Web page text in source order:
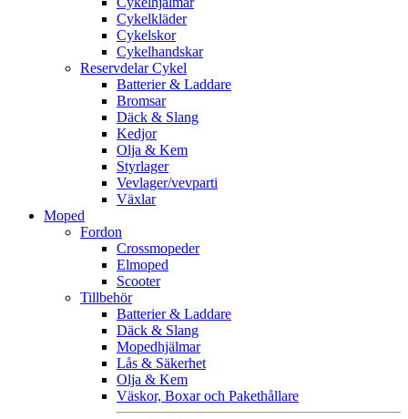
Cykelkläder
Cykelskor
Cykelhandskar
Reservdelar Cykel
Batterier & Laddare
Bromsar
Däck & Slang
Kedjor
Olja & Kem
Styrlager
Vevlager/vevparti
Växlar
Moped
Fordon
Crossmopeder
Elmoped
Scooter
Tillbehör
Batterier & Laddare
Däck & Slang
Mopedhjälmar
Lås & Säkerhet
Olja & Kem
Väskor, Boxar och Pakethållare